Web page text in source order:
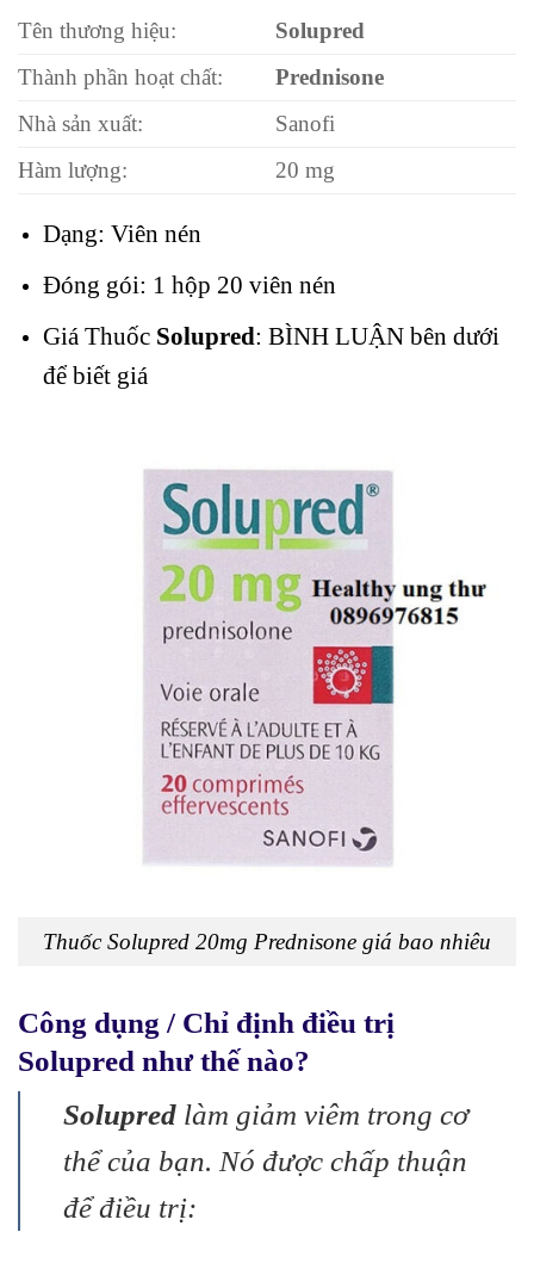
Tên thương hiệu:
Solupred
Thành phần hoạt chất:
Prednisone
Nhà sản xuất:
Sanofi
Hàm lượng:
20 mg
Dạng: Viên nén
Đóng gói: 1 hộp 20 viên nén
Giá Thuốc Solupred: BÌNH LUẬN bên dưới
để biết giá
Thuốc Solupred 20mg Prednisone giá bao nhiêu
Công dụng / Chỉ định điều trị
Solupred như thế nào?
Solupred làm giảm viêm trong cơ
thể của bạn. Nó được chấp thuận
để điều trị: